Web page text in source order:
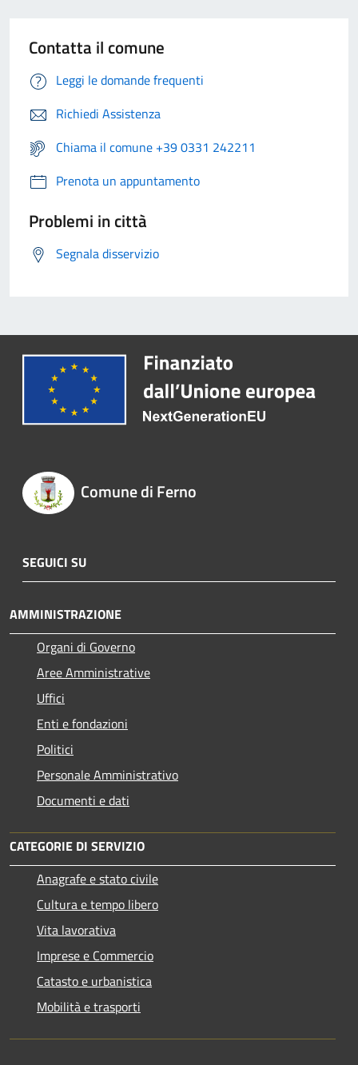
Contatta il comune
Leggi le domande frequenti
Richiedi Assistenza
Chiama il comune +39 0331 242211
Prenota un appuntamento
Problemi in città
Segnala disservizio
Comune di Ferno
SEGUICI SU
AMMINISTRAZIONE
Organi di Governo
Aree Amministrative
Uffici
Enti e fondazioni
Politici
Personale Amministrativo
Documenti e dati
CATEGORIE DI SERVIZIO
Anagrafe e stato civile
Cultura e tempo libero
Vita lavorativa
Imprese e Commercio
Catasto e urbanistica
Mobilità e trasporti